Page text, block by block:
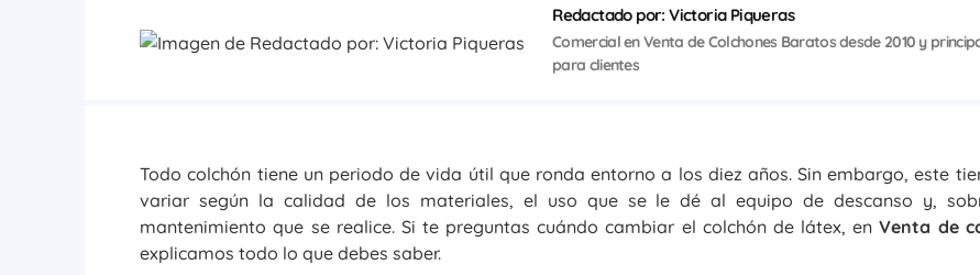
Redactado por: Victoria Piqueras
Comercial en Venta de Colchones Baratos desde 2010 y
para clientes
Todo colchón tiene un periodo de vida útil que ronda entorno a los diez años. Sin embargo, este
variar según la calidad de los materiales, el uso que se le dé al equipo de descanso y,
mantenimiento que se realice. Si te preguntas cuándo cambiar el colchón de látex, enVenta de
explicamos todo lo que debes saber.